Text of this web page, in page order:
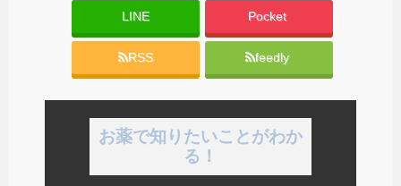
LINE Pocket
RSS feedly
お薬で知りたいことがわか
る！